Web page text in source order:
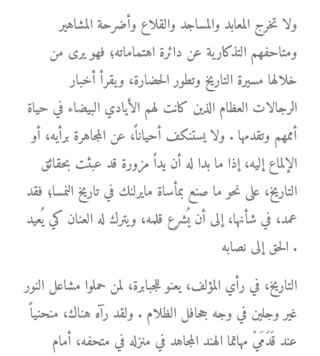
ولا تخرج المعابد والمساجد والقلاع وأضرحة المشاهير
ومتاحفهم التذكارية عن دائرة اهتماماته؛ فهو يرى من
خلالها مسيرة التاريخ وتطور الحضارة، ويقرأ أخبار
الرجالات العظام الذين كانت لهم الأيادي البيضاء في حياة
أممهم وتقدمها . ولا يستنكف أحياناً، عن المجاهرة برأيه، أو
الإلماع إليه، إذا ما بدا له أن يداً مزورة قد عبثت بحقائق
التاريخ، على نحو ما صنع بمأساة مايرلنك في تاريخ النمسا؛ فقد
عمد، في شأنها، إلى أن يُشرع قلمه، ويترك له العنان كي يُعيد
الحق إلى نصابه .
التاريخ، في رأي المؤلف، يعنو للجبابرة، لمن حملوا مشاعل النور
غير وجلين في وجه جحافل الظلام . ولقد رآه هناك، منحنياً
عند قَدَمَيْ مهاتما الهند المجاهد في منزله في متحفه، أمام